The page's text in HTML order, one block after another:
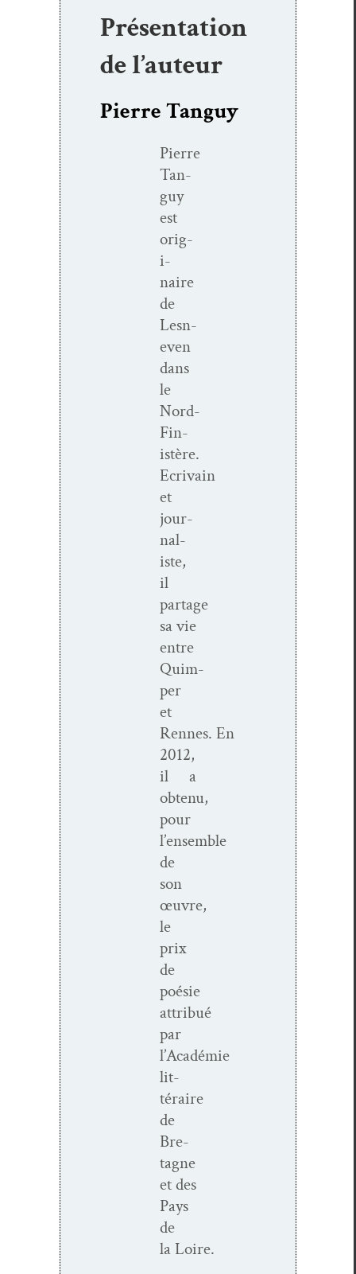
Présentation
de l’auteur
Pierre Tanguy
Pierre
Tan­
guy
est
orig­
i­
naire
de
Lesn­
even
dans
le
Nord-
Fin­
istère.
Ecrivain
et
jour­
nal­
iste,
il
partage
sa vie
entre
Quim­
per
et
Rennes. En
2012,
il a
obtenu,
pour
l’ensemble
de
son
œuvre,
le
prix
de
poésie
attribué
par
l’Académie
lit­
téraire
de
Bre­
tagne
et des
Pays
de
la Loire.